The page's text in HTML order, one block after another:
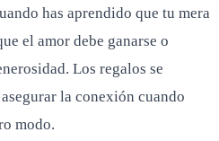
has aprendido que tu mera
el amor debe ganarse o
Los regalos se
la conexión cuando
modo.